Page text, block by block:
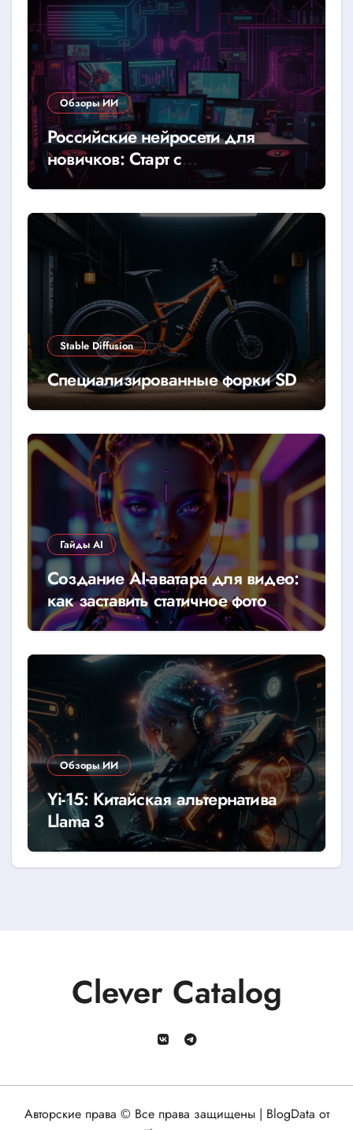
Обзоры ИИ
Российские нейросети для
новичков: Старт с
YandexGPT/GigaChat
Stable Diffusion
Специализированные форки SD
Гайды AI
Создание AI-аватара для видео:
как заставить статичное фото
говорить
Обзоры ИИ
Yi-15: Китайская альтернатива
Llama 3
Clever Catalog
Авторские права © Все права защищены | BlogData от